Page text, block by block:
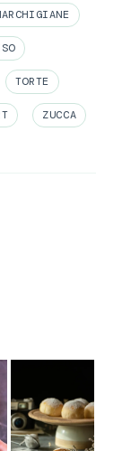
TORTE
ZUCCA